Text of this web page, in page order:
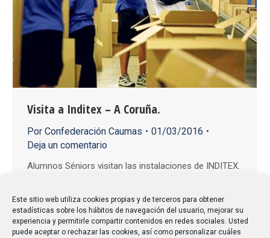
Este sitio web utiliza cookies propias y de terceros para obtener
estadísticas sobre los hábitos de navegación del usuario, mejorar su
experiencia y permitirle compartir contenidos en redes sociales. Usted
puede aceptar o rechazar las cookies, así como personalizar cuáles
Visita a Inditex – A Coruña.
Por Confederación Caumas
01/03/2016
Deja un comentario
Alumnos Séniors visitan las instalaciones de INDITEX.
de ADAYEUS (Alumnos y ex Alumnos de la
Universidade Senior de A Coruña) fuimos, en visita
guiada, a las instalaciones que el Grupo Inditex tiene